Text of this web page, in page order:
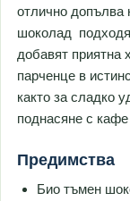
отлично допълва
шоколад
добавят приятна
парченце в
както за сладко
поднасяне с
Предимства
Био тъмен